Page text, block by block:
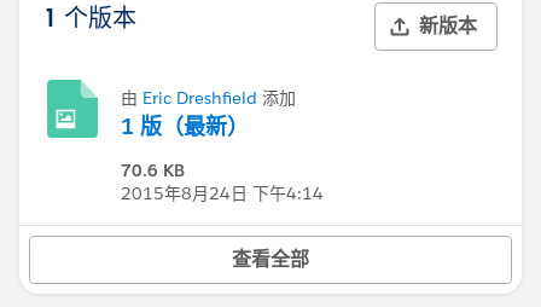
1 个版本 新版本
由 Eric Dreshfield 添加
1 版（最新）
70.6 KB
2015年8月24日 下午4:14
查看全部